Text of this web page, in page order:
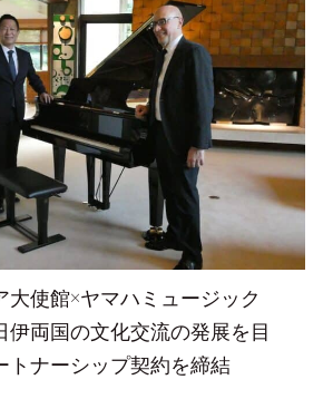
大使館×ヤマハミュージック
伊両国の文化交流の発展を目
トナーシップ契約を締結